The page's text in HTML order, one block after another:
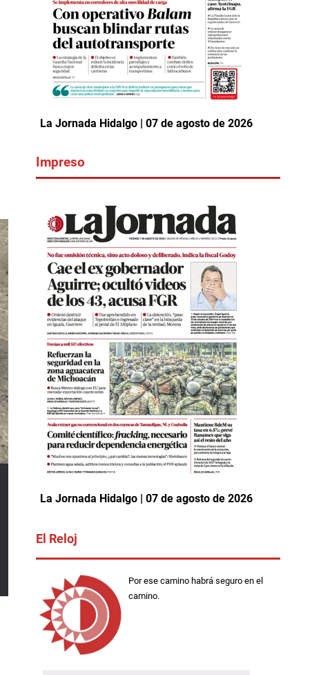
La Jornada Hidalgo | 07 de agosto de 2026
Impreso
La Jornada Hidalgo | 07 de agosto de 2026
El Reloj
Por ese camino habrá seguro en el
camino.